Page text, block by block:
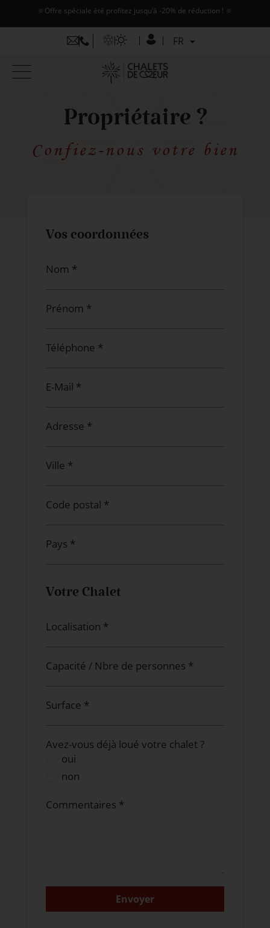
🔆Offre spéciale été profitez jusqu'à -20% de réduction ! 🔆
FR
Propriétaire ?
Confiez-nous votre bien
Vos coordonnées
Nom *
Prénom *
Téléphone *
E-Mail *
Adresse *
Ville *
Code postal *
Pays *
Votre Chalet
Localisation *
Capacité / Nbre de personnes *
Surface *
Avez-vous déjà loué votre chalet ?
oui
non
Commentaires *